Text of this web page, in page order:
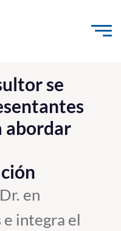
se
abordar
en
e integra el